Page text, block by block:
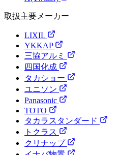
取扱主要メーカー
LIXIL
YKKAP
三協アルミ
四国化成
タカショー
ユニソン
Panasonic
TOTO
タカラスタンダード
トクラス
クリナップ